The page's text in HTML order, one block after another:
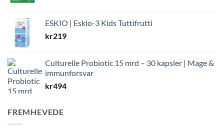
ESKIO | Eskio-3 Kids Tuttifrutti
kr219
Culturelle Probiotic 15 mrd – 30 kapsler | Mage &
immunforsvar
kr494
FREMHEVEDE